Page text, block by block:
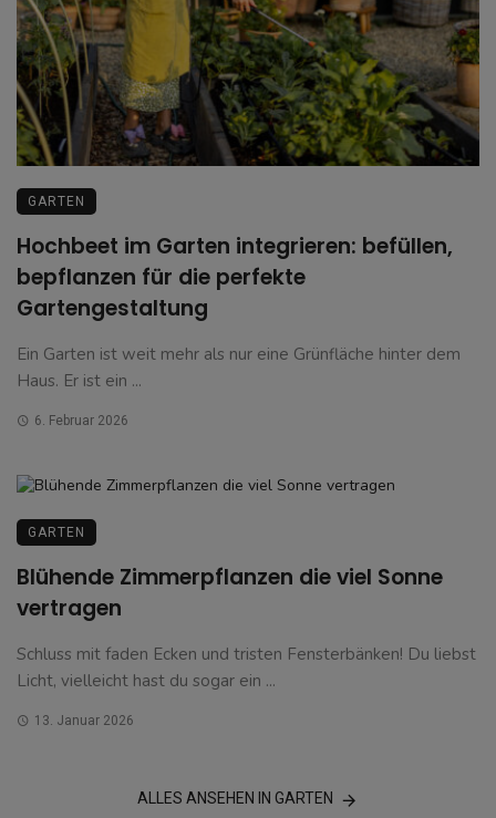
GARTEN
Hochbeet im Garten integrieren: befüllen,
bepflanzen für die perfekte
Gartengestaltung
Ein Garten ist weit mehr als nur eine Grünfläche hinter dem
Haus. Er ist ein ...
6. Februar 2026
GARTEN
Blühende Zimmerpflanzen die viel Sonne
vertragen
Schluss mit faden Ecken und tristen Fensterbänken! Du liebst
Licht, vielleicht hast du sogar ein ...
13. Januar 2026
ALLES ANSEHEN IN GARTEN